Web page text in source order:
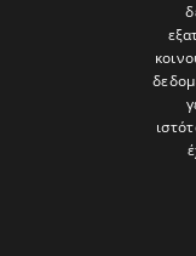
της
λοξές ματιές.